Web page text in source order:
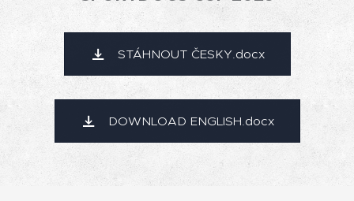
STÁHNOUT ČESKY.docx
DOWNLOAD ENGLISH.docx